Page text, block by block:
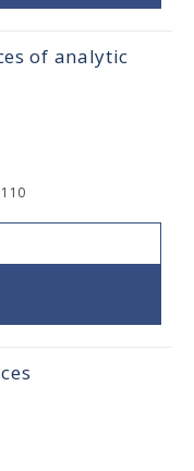
of analytic